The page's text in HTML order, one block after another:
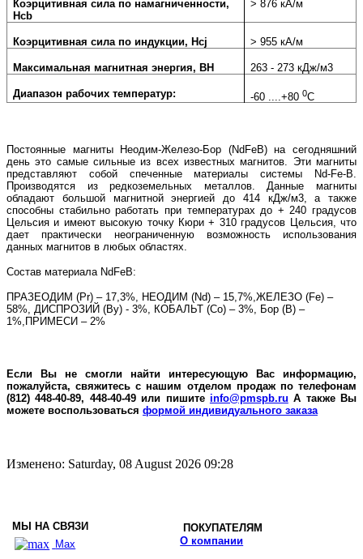
Коэрцитивная сила по намагниченности,
Hcb
> 876 кА/м
Коэрцитивная сила по индукции, Hcj > 955 кА/м
Максимальная магнитная энергия, BH 263 - 273 кДж/м3
Диапазон рабочих температур: -60 ....+800С
Постоянные магниты Неодим-Железо-Бор (NdFeB) на сегодняшний
день это самые сильные из всех известных магнитов. Эти магниты
представляют собой спеченные материалы системы
Nd-Fe-B.
Производятся из редкоземельных металлов. Данные магниты
обладают большой магнитной энергией до 414 кДж/м3, а также
способны стабильно работать при температурах до + 240 градусов
Цельсия и имеют высокую точку Кюри + 310 градусов Цельсия, что
дает практически неограниченную возможность использования
данных магнитов в любых областях.
Состав материала NdFeB:
ПРАЗЕОДИМ (Pr) – 17,3%, НЕОДИМ (Nd) – 15,7%,ЖЕЛЕЗО (Fe) –
58%, ДИСПРОЗИЙ (Вy) - 3%, КОБАЛЬТ (Co) – 3%, Бор (B) –
1%,ПРИМЕСИ – 2%
Если Вы не смогли найти интересующую Вас информацию,
пожалуйста, свяжитесь с нашим отделом продаж по телефонам
(812) 448-40-89, 448-40-49 или пишите info@pmspb.ru А также Вы
можете воспользоваться формой индивидуального заказа
Изменено: Saturday, 08 August 2026 09:28
МЫ НА СВЯЗИ
ПОКУПАТЕЛЯМ
Max
О компании